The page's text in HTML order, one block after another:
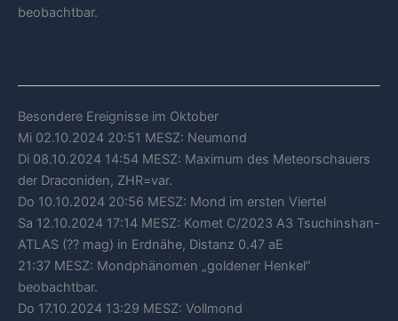
beobachtbar.
Besondere Ereignisse im Oktober
Mi 02.10.2024 20:51 MESZ: Neumond
Di 08.10.2024 14:54 MESZ: Maximum des Meteorschauers
der Draconiden, ZHR=var.
Do 10.10.2024 20:56 MESZ: Mond im ersten Viertel
Sa 12.10.2024 17:14 MESZ: Komet C/2023 A3 Tsuchinshan-
ATLAS (?? mag) in Erdnähe, Distanz 0.47 aE
21:37 MESZ: Mondphänomen „goldener Henkel“
beobachtbar.
Do 17.10.2024 13:29 MESZ: Vollmond